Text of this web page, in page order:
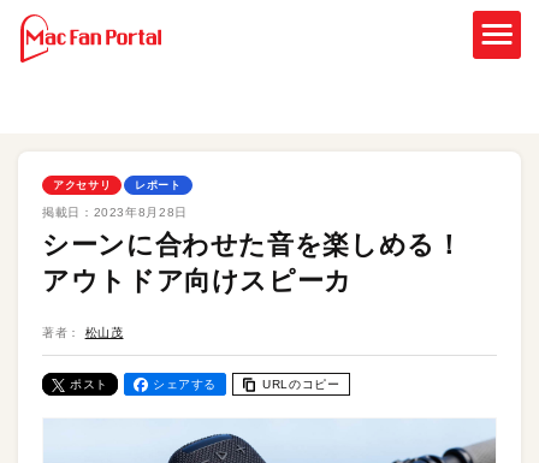
アクセサリ レポート
掲載日： 2023年8月28日
シーンに合わせた音を楽しめる！
アウトドア向けスピーカ
著者： 松山茂
ポスト シェアする URLのコピー